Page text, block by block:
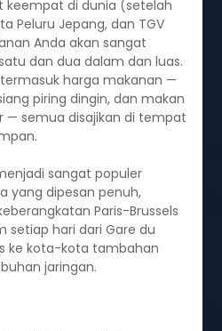
di dunia (setelah
Peluru Jepang, dan TGV
Anda akan sangat
dan dua dalam dan luas.
harga makanan —
piring dingin, dan makan
— semua disajikan di tempat
sangat populer
yang dipesan penuh,
Paris-Brussels
setiap hari dari Gare du
ke kota-kota tambahan
jaringan.